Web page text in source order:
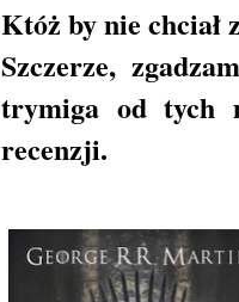
Któż by nie chciał
Szczerze,
trymiga od tych
recenzji.